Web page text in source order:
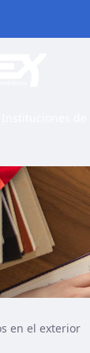
en Suiza
en el exterior